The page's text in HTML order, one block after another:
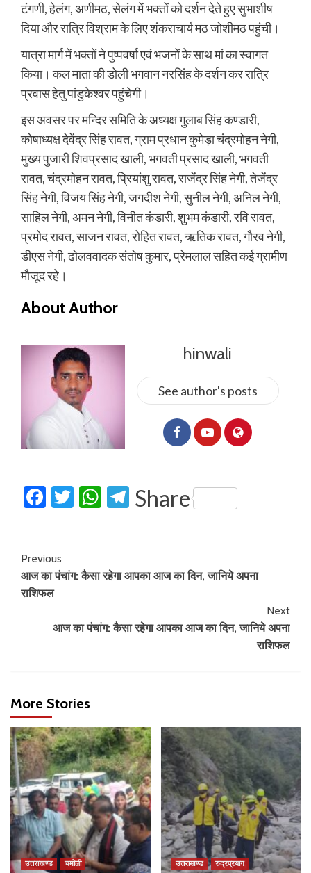
टंगणी, हेलंग, अणीमठ, सेलंग में भक्तों को दर्शन देते हुए सुभाशीष
दिया और रात्रि विश्राम के लिए शंकराचार्य मठ जोशीमठ पहुंची।
यात्रा मार्ग में भक्तों ने पुष्पवर्षा एवं भजनों के साथ मां का स्वागत
किया। कल माता की डोली भगवान नरसिंह के दर्शन कर रात्रि
प्रवास हेतु पांडुकेश्वर पहुंचेगी।
इस अवसर पर मन्दिर समिति के अध्यक्ष गुलाब सिंह कण्डारी,
कोषाध्यक्ष देवेंद्र सिंह रावत, ग्राम प्रधान कुमेड़ा चंद्रमोहन नेगी,
मुख्य पुजारी शिवप्रसाद खाली, भगवती प्रसाद खाली, भगवती
रावत, चंद्रमोहन रावत, प्रियांशु रावत, राजेंद्र सिंह नेगी, तेजेंद्र
सिंह नेगी, विजय सिंह नेगी, जगदीश नेगी, सुनील नेगी, अनिल नेगी,
साहिल नेगी, अमन नेगी, विनीत कंडारी, शुभम कंडारी, रवि रावत,
प्रमोद रावत, साजन रावत, रोहित रावत, ऋतिक रावत, गौरव नेगी,
डीएस नेगी, ढोलववादक संतोष कुमार, प्रेमलाल सहित कई ग्रामीण
मौजूद रहे।
About Author
hinwali
See author's posts
Facebook
Twitter
WhatsApp
Telegram
Share
Previous
आज का पंचांग: कैसा रहेगा आपका आज का दिन, जानिये अपना
राशिफल
Next
आज का पंचांग: कैसा रहेगा आपका आज का दिन, जानिये अपना
राशिफल
More Stories
उत्तराखण्ड चमोली उत्तराखण्ड रुद्रप्रयाग